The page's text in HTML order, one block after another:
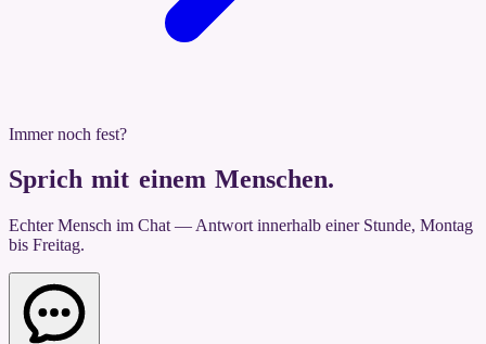
Immer noch fest?
Sprich mit einem Menschen.
Echter Mensch im Chat — Antwort innerhalb einer Stunde, Montag
bis Freitag.